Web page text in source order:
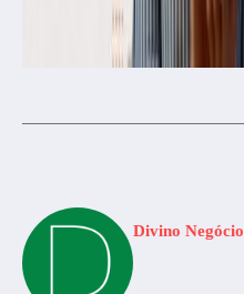
Divino Negócio